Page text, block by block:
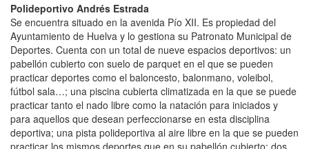
Polideportivo Andrés Estrada
Se encuentra situado en la avenida Pío XII. Es propiedad del
Ayuntamiento de Huelva y lo gestiona su Patronato Municipal de
Deportes. Cuenta con un total de nueve espacios deportivos: un
pabellón cubierto con suelo de parquet en el que se pueden
practicar deportes como el baloncesto, balonmano, voleibol,
fútbol sala…; una piscina cubierta climatizada en la que se puede
practicar tanto el nado libre como la natación para iniciados y
para aquellos que desean perfeccionarse en esta disciplina
deportiva; una pista polideportiva al aire libre en la que se pueden
practicar los mismos deportes que en su pabellón cubierto; dos